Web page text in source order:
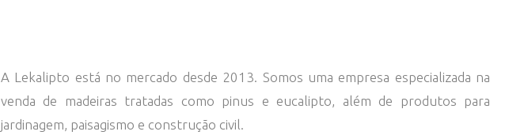
A Lekalipto está no mercado desde 2013. Somos uma empresa especializada na
venda de madeiras tratadas como pinus e eucalipto, além de produtos para
jardinagem, paisagismo e construção civil.